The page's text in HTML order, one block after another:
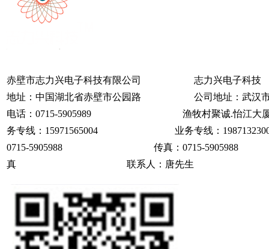
赤壁市志力兴电子科技有限公司 志力兴电子
地址：中国湖北省赤壁市公园路 公司地址：武汉市
电话：0715-5905989 渔牧村聚诚.怡江大厦
务专线：15971565004 业务专线：
0715-5905988 传真：0715-
真 联系人：唐先生